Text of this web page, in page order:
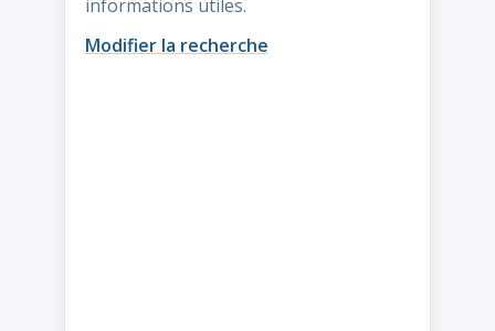
informations utiles.
Modifier la recherche